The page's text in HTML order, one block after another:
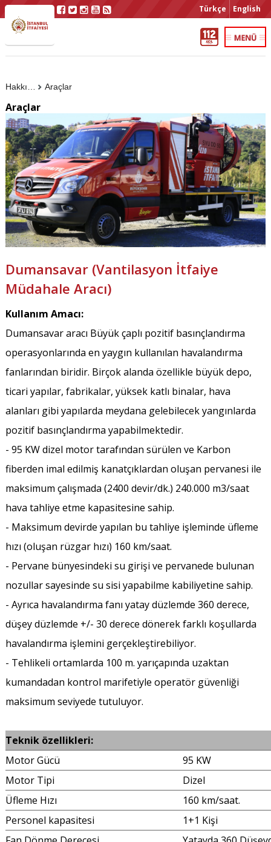
Türkçe English
Araçlar
Araçlar
Dumansavar (Vantilasyon İtfaiye
Müdahale Aracı)
Kullanım Amacı:
Dumansavar aracı Büyük çaplı pozitif basınçlandırma
operasyonlarında en yaygın kullanılan havalandırma
fanlarından biridir. Birçok alanda özellikle büyük depo,
ticari yapılar, fabrikalar, yüksek katlı binalar, hava
alanları gibi yapılarda meydana gelebilecek yangınlarda
pozitif basınçlandırma yapabilmektedir.
- 95 KW dizel motor tarafından sürülen ve Karbon
fiberden imal edilmiş kanatçıklardan oluşan pervanesi ile
maksimum çalışmada (2400 devir/dk.) 240.000 m3/saat
hava tahliye etme kapasitesine sahip.
- Maksimum devirde yapılan bu tahliye işleminde üfleme
hızı (oluşan rüzgar hızı) 160 km/saat.
- Pervane bünyesindeki su girişi ve pervanede bulunan
nozullar sayesinde su sisi yapabilme kabiliyetine sahip.
- Ayrıca havalandırma fanı yatay düzlemde 360 derece,
düşey düzlemde +/- 30 derece dönerek farklı koşullarda
havalandırma işlemini gerçekleştirebiliyor.
- Tehlikeli ortamlarda 100 m. yarıçapında uzaktan
kumandadan kontrol marifetiyle operatör güvenliği
maksimum seviyede tutuluyor.
Teknik özellikleri:
Motor Gücü
95 KW
Motor Tipi
Dizel
Üfleme Hızı
160 km/saat.
Personel kapasitesi
1+1 Kişi